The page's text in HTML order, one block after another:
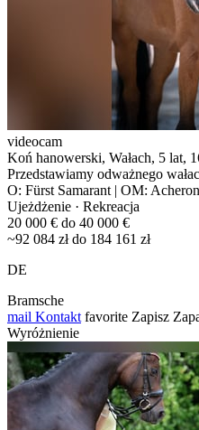
videocam
Koń hanowerski, Wałach, 5 lat,
Przedstawiamy odważnego
O: Fürst Samarant | OM: Acheron
Ujeżdżenie · Rekreacja
20 000 € do 40 000 €
~92 084 zł do 184 161 zł
DE
Bramsche
mail Kontakt favorite Zapisz
Wyróżnienie